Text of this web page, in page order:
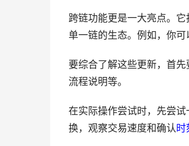
跨链功能更是一大亮点。它
单一链的生态。例如，你可
要综合了解这些更新，首
流程说明等。
在实际操作尝试时，先尝
换，观察交易速度和确认时